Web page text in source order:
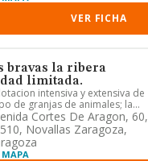
VER FICHA
bravas la ribera
limitada.
intensiva y extensiva de
de granjas de animales; la
y c...
Cortes De Aragon, 60,
Novallas Zaragoza,
MAPA